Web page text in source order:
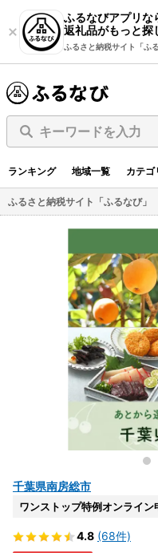
ふるなびアプリな
返礼品がもっと探
ふるさと納税サイト「ふ
キーワードを入力
ランキング 地域一覧 カテゴ
ふるさと納税サイト「ふるなび」
千葉県南房総市
ワンストップ特例オンライン
4.8 (68件)